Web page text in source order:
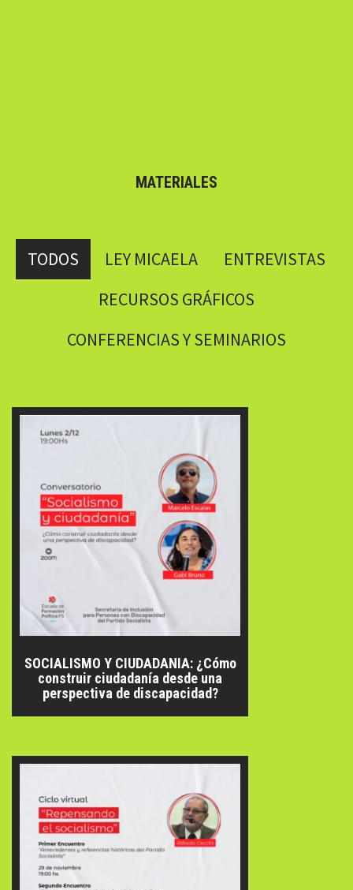
MATERIALES
TODOS LEY MICAELA
ENTREVISTAS
RECURSOS GRÁFICOS
CONFERENCIAS Y SEMINARIOS
SOCIALISMO Y CIUDADANIA: ¿Cómo
construir ciudadanía desde una
perspectiva de discapacidad?